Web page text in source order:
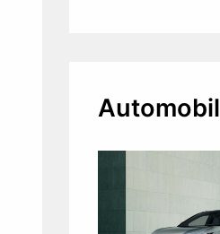
Automobil